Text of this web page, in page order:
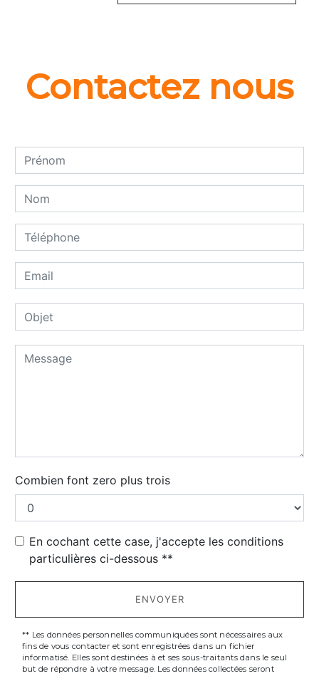
Contactez nous
Combien font zero plus trois
En cochant cette case, j'accepte les conditions
particulières ci-dessous **
ENVOYER
** Les données personnelles communiquées sont nécessaires aux
fins de vous contacter et sont enregistrées dans un fichier
informatisé. Elles sont destinées à et ses sous-traitants dans le seul
but de répondre à votre message. Les données collectées seront